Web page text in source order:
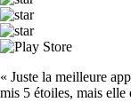
« Juste la meilleure
mis 5 étoiles, mais elle